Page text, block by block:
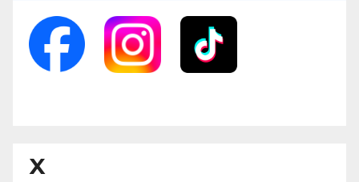
X